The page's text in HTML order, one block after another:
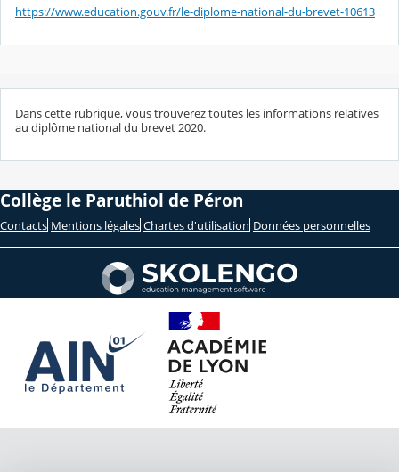
https://www.education.gouv.fr/le-diplome-national-du-brevet-10613
Dans cette rubrique, vous trouverez toutes les informations relatives
au diplôme national du brevet 2020.
Collège le Paruthiol de Péron
Contacts Mentions légales Chartes d'utilisation Données personnelles